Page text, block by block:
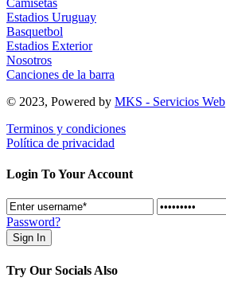
Estadios Uruguay
Basquetbol
Estadios Exterior
Nosotros
Canciones de la barra
© 2023, Powered by MKS - Servicios Web
Terminos y condiciones
Política de privacidad
Login To Your Account
Password?
Try Our Socials Also